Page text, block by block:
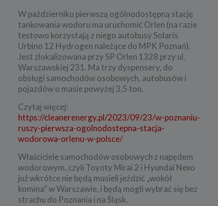
W październiku pierwszą ogólnodostępną stację
tankowania wodoru ma uruchomić Orlen (na razie
testowo korzystają z niego autobusy Solaris
Urbino 12 Hydrogen należące do MPK Poznań).
Jest zlokalizowana przy SP Orlen 1328 przy ul.
Warszawskiej 231. Ma trzy dyspensery, do
obsługi samochodów osobowych, autobusów i
pojazdów o masie powyżej 3,5 ton.
Czytaj więcej:
https://cleanerenergy.pl/2023/09/23/w-poznaniu-
ruszy-pierwsza-ogolnodostepna-stacja-
wodorowa-orlenu-w-polsce/
Właściciele samochodów osobowych z napędem
wodorowym, czyli Toyoty Mirai 2 i Hyundai Nexo
już wkrótce nie będą musieli jeździć „wokół
komina” w Warszawie, i będą mogli wybrać się bez
strachu do Poznania i na Śląsk.